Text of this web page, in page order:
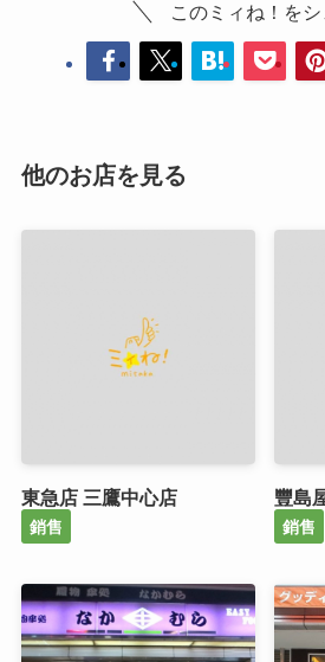
このミィね！をシ
他のお店を見る
東急店 三鷹中心店
銷售
豐島
銷售